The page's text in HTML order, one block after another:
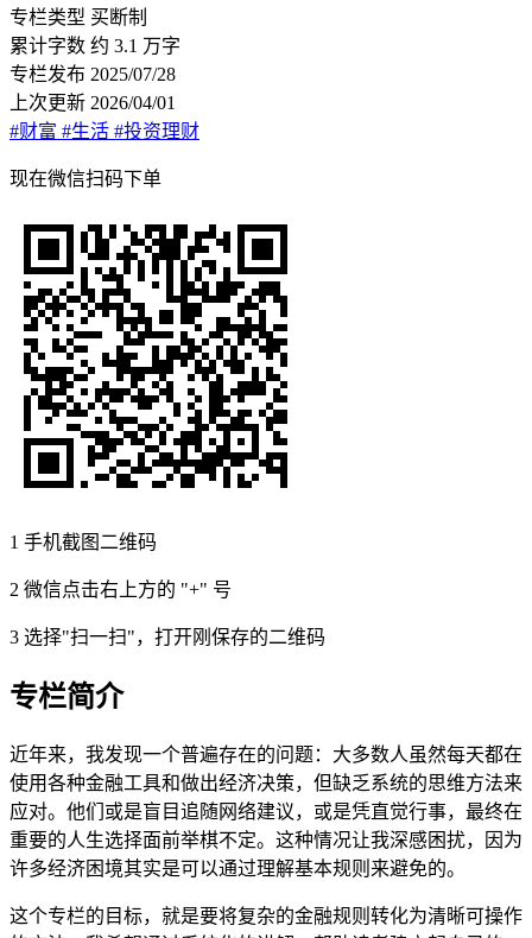
专栏类型 买断制
累计字数 约 3.1 万字
专栏发布 2025/07/28
上次更新 2026/04/01
#财富 #生活 #投资理财
现在微信扫码下单
1 手机截图二维码
2 微信点击右上方的 "+" 号
3 选择"扫一扫"，打开刚保存的二维码
专栏简介
近年来，我发现一个普遍存在的问题：大多数人虽然每天都在
使用各种金融工具和做出经济决策，但缺乏系统的思维方法来
应对。他们或是盲目追随网络建议，或是凭直觉行事，最终在
重要的人生选择面前举棋不定。这种情况让我深感困扰，因为
许多经济困境其实是可以通过理解基本规则来避免的。
这个专栏的目标，就是要将复杂的金融规则转化为清晰可操作